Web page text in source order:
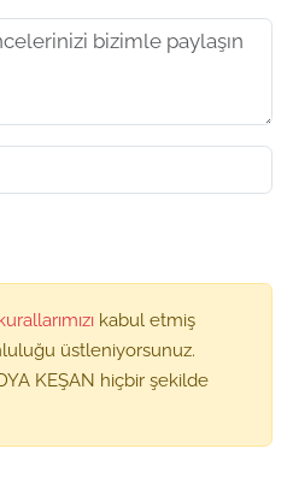
kabul etmiş
üstleniyorsunuz.
KEŞAN hiçbir şekilde